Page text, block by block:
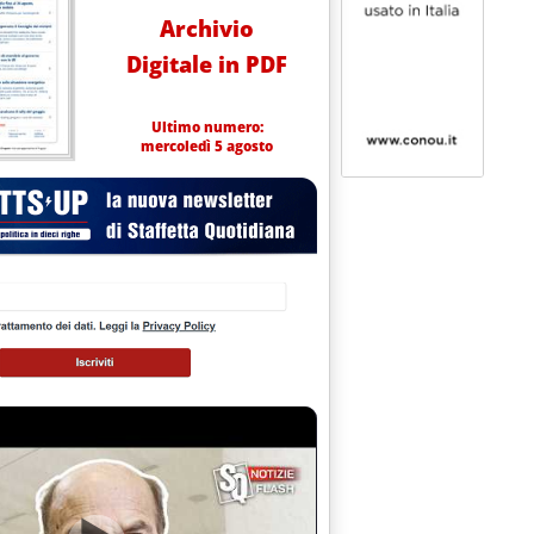
Archivio
Digitale in PDF
Ultimo numero:
mercoledì 5 agosto